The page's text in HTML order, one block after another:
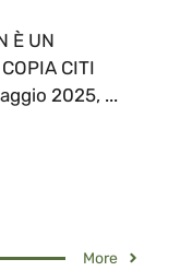
È UN
CITI
2025, ...
More